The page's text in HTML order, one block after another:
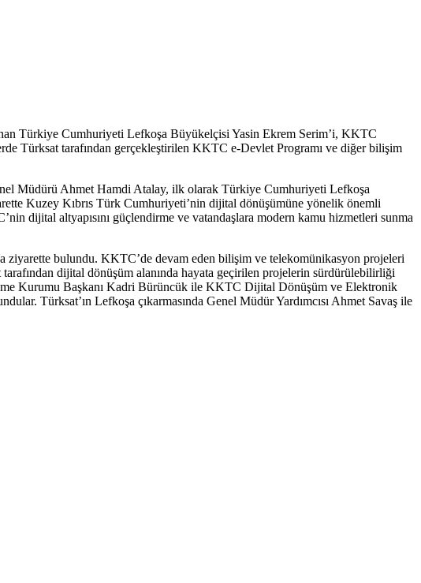
Türkiye Cumhuriyeti Lefkoşa Büyükelçisi Yasin Ekrem Serim’i, KKTC
Türksat tarafından gerçekleştirilen KKTC e-Devlet Programı ve diğer bilişim
Müdürü Ahmet Hamdi Atalay, ilk olarak Türkiye Cumhuriyeti Lefkoşa
Kuzey Kıbrıs Türk Cumhuriyeti’nin dijital dönüşümüne yönelik önemli
dijital altyapısını güçlendirme ve vatandaşlara modern kamu hizmetleri sunma
ziyarette bulundu. KKTC’de devam eden bilişim ve telekomünikasyon projeleri
dijital dönüşüm alanında hayata geçirilen projelerin sürdürülebilirliği
Kurumu Başkanı Kadri Bürüncük ile KKTC Dijital Dönüşüm ve Elektronik
Türksat’ın Lefkoşa çıkarmasında Genel Müdür Yardımcısı Ahmet Savaş ile